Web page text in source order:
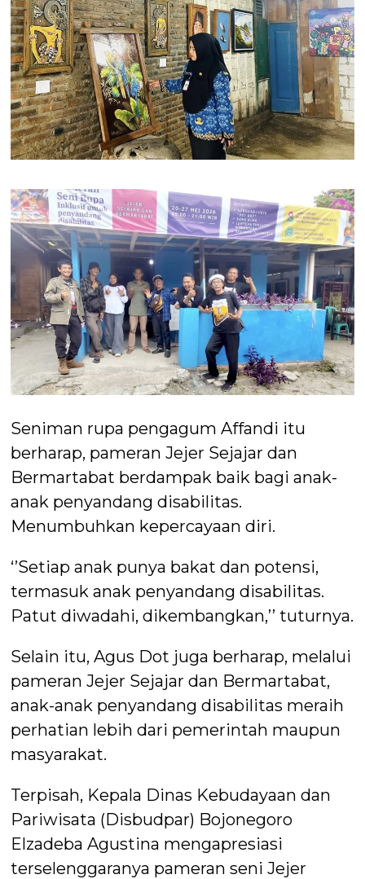
Seniman rupa pengagum Affandi itu
berharap, pameran Jejer Sejajar dan
Bermartabat berdampak baik bagi anak-
anak penyandang disabilitas.
Menumbuhkan kepercayaan diri.
‘’Setiap anak punya bakat dan potensi,
termasuk anak penyandang disabilitas.
Patut diwadahi, dikembangkan,’’ tuturnya.
Selain itu, Agus Dot juga berharap, melalui
pameran Jejer Sejajar dan Bermartabat,
anak-anak penyandang disabilitas meraih
perhatian lebih dari pemerintah maupun
masyarakat.
Terpisah, Kepala Dinas Kebudayaan dan
Pariwisata (Disbudpar) Bojonegoro
Elzadeba Agustina mengapresiasi
terselenggaranya pameran seni Jejer